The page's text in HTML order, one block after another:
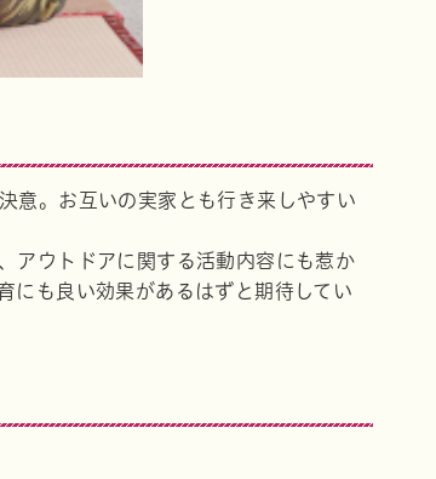
意。お互いの実家とも行き来しやすい
アウトドアに関する活動内容にも惹か
にも良い効果があるはずと期待してい